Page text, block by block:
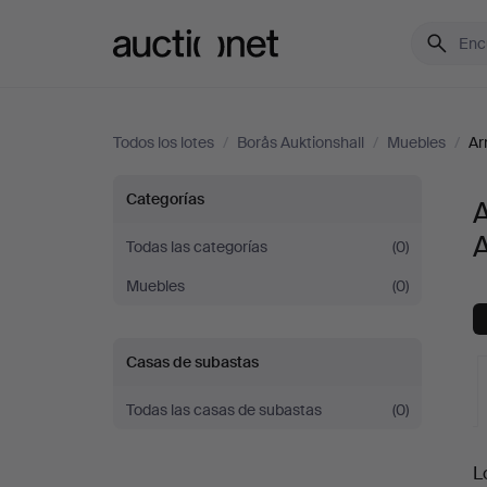
Todos los lotes / Borås Auktionshall / Muebles /
Armarios
y
estanterías
en
Borås
Categorías
Todas las categorías
(0)
Muebles
(0)
Casas de subastas
Todas las casas de subastas (0)